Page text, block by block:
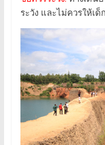
ระวัง และไม่ควรให้เ